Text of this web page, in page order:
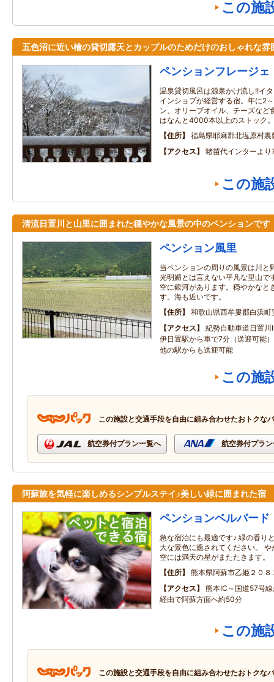
この施
五色沼に近い檜の貸切露天とカップルのためだけのおしゃれな雰
ペンションフレージェ
温泉貸切風呂は源泉かけ流し!!イ
インショプが経営する宿。年に2
ン、オリーブオイル、チーズなど
はなんと4000本以上のストック。
住所
福島県耶麻郡北塩原村
アクセス
猪苗代インターより
この施
清流日置川と山里に囲まれた穏やかな風景の中のペンションです
ペンション風里
当ペンションの周りの風景は川と
光明媚とは言えない平凡な里山で
空に銀河があります。穏やかなと
す。海も近いです。
住所
和歌山県西牟婁郡白浜町
アクセス
紀勢自動車道日置
伊日置駅から車で7分（送迎可能
他の駅からも送迎可能
この施
この施設と交通手段を自由に組み合わせたおトクな
航空券付プラン一覧へ 航空券付プラ
阿蘇旅を気軽に楽しめるシンプルステイ♪美しい緑に囲まれた宿
ペンションベルバード
急な宿泊にも最適です♪ 緑の香り
大な景色に癒されてください。
空には満天の星がまたたきます。
住所
熊本県阿蘇市乙姫２０８
アクセス
熊本IC～国道57号
経由で阿蘇方面へ約50分
この施
この施設と交通手段を自由に組み合わせたおトクな